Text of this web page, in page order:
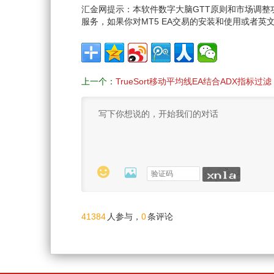
汇金网提示：本软件数字大脑GTT原则和市场调
服务，如果你对MT5 EA交易的安装和使用或者英
上一个： TrueSort移动平均线EA结合ADX指标过滤
 
41384 人参与， 0条评论